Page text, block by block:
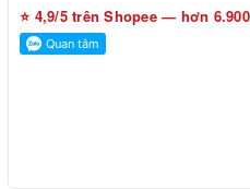
⭐ 4,9/5 trên Shopee — hơn